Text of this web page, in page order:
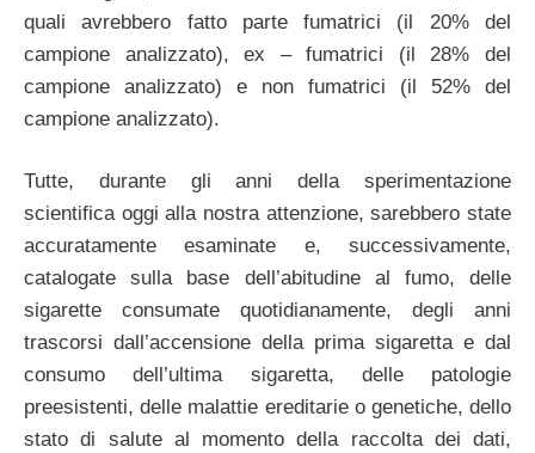
quali avrebbero fatto parte fumatrici (il 20% del
campione analizzato), ex – fumatrici (il 28% del
campione analizzato) e non fumatrici (il 52% del
campione analizzato).
Tutte, durante gli anni della sperimentazione
scientifica oggi alla nostra attenzione, sarebbero state
accuratamente esaminate e, successivamente,
catalogate sulla base dell’abitudine al fumo, delle
sigarette consumate quotidianamente, degli anni
trascorsi dall’accensione della prima sigaretta e dal
consumo dell’ultima sigaretta, delle patologie
preesistenti, delle malattie ereditarie o genetiche, dello
stato di salute al momento della raccolta dei dati,